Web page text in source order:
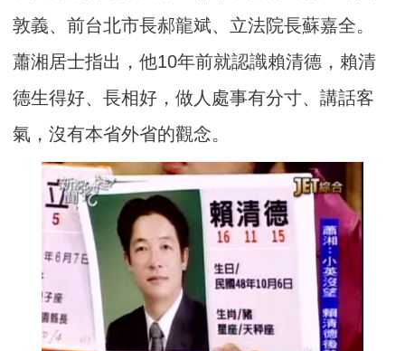
敦義、前台北市長郝龍斌、立法院長蘇嘉全。
蕭湘居士指出，他10年前就認識賴清德，賴清
德生得好、長相好，做人處事有分寸、講話客
氣，沒有本省外省的觀念。